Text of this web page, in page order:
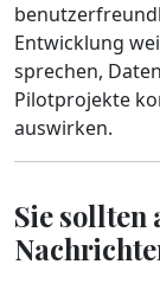
Entwicklung
sprechen,
Pilotprojekte
auswirken.
Sie sollten